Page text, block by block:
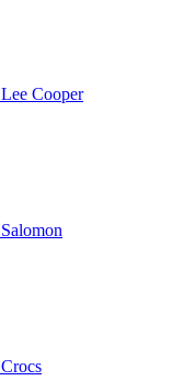
Lee Cooper
Salomon
Crocs